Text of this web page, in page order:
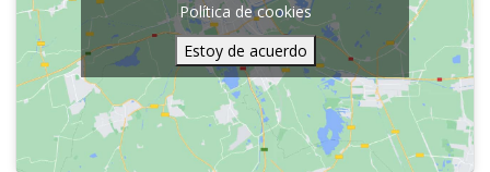
Política de cookies
Estoy de acuerdo